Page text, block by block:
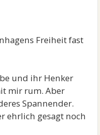
Freiheit fast
und ihr Henker
mir rum. Aber
Spannender.
ehrlich gesagt noch